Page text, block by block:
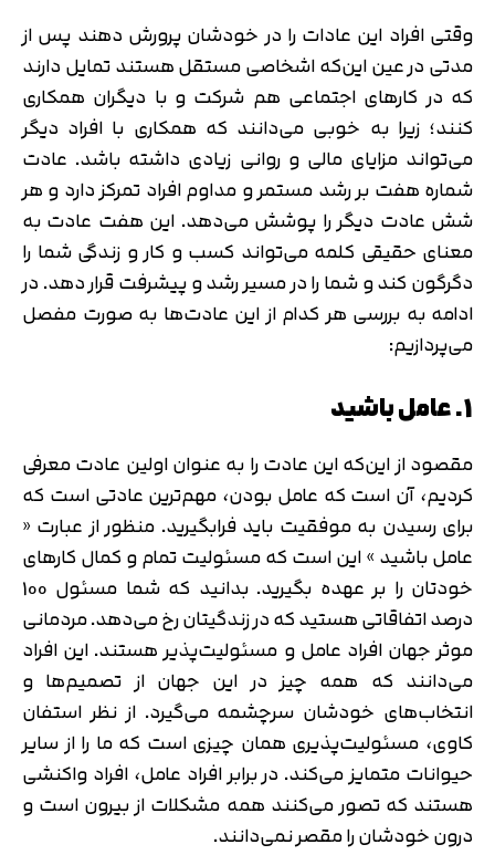
وقتی افراد این عادات را در خودشان پرورش دهند پس از
مدتی در عین این‌که اشخاصی مستقل هستند تمایل دارند
که در کارهای اجتماعی هم شرکت و با دیگران همکاری
کنند؛ زیرا به خوبی می‌دانند که همکاری با افراد دیگر
می‌تواند مزایای مالی و روانی زیادی داشته باشد. عادت
شماره هفت بر رشد مستمر و مداوم افراد تمرکز دارد و هر
شش عادت دیگر را پوشش می‌دهد. این هفت عادت به
معنای حقیقی کلمه می‌تواند کسب و کار و زندگی شما را
دگرگون کند و شما را در مسیر رشد و پیشرفت قرار دهد. در
ادامه به بررسی هر کدام از این عادت‌ها به صورت مفصل
می‌پردازیم:
1. عامل باشید
مقصود از این‌که این عادت را به عنوان اولین عادت معرفی
کردیم، آن است که عامل بودن، مهم‌ترین عادتی است که
برای رسیدن به موفقیت باید فرابگیرید. منظور از عبارت «
عامل باشید » این است که مسئولیت تمام و کمال کارهای
خودتان را بر عهده بگیرید. بدانید که شما مسئول 100
درصد اتفاقاتی هستید که در زندگیتان رخ می‌دهد. مردمانی
موثر جهان افراد عامل و مسئولیت‌پذیر هستند. این افراد
می‌دانند که همه چیز در این جهان از تصمیم‌ها و
انتخاب‌های خودشان سرچشمه می‌گیرد. از نظر استفان
کاوی، مسئولیت‌پذیری همان چیزی است که ما را از سایر
حیوانات متمایز می‌کند. در برابر افراد عامل، افراد واکنشی
هستند که تصور می‌کنند همه مشکلات از بیرون است و
درون خودشان را مقصر نمی‌دانند.